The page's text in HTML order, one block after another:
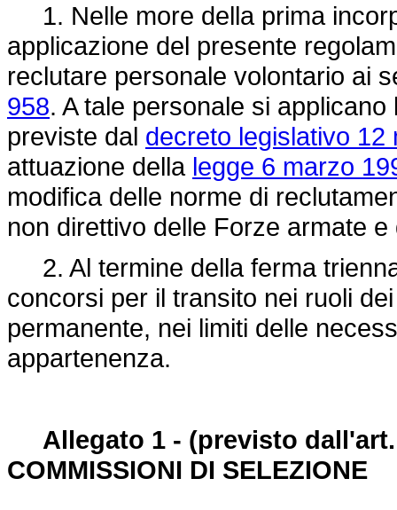
1. Nelle more della prima
applicazione del presente
reclutare personale volontario ai
958. A tale personale si
previste dal decreto legislativo 12
attuazione della legge 6 marzo
modifica delle norme di
non direttivo delle Forze armate
2. Al termine della ferma
concorsi per il transito nei ruoli
permanente, nei limiti delle
appartenenza.
Allegato 1 - (previsto
COMMISSIONI DI SELEZIONE